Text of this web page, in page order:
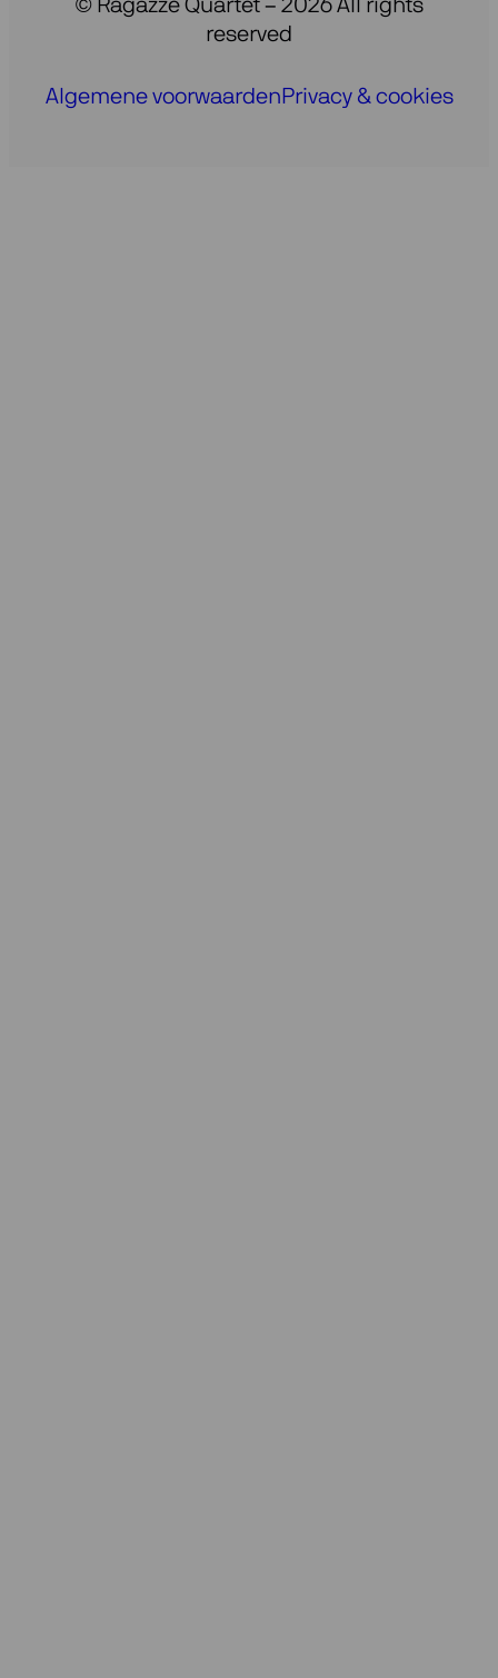
© Ragazze Quartet – 2026 All rights
reserved
Algemene voorwaarden Privacy & cookies